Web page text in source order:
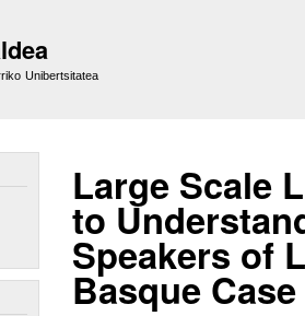
Unibertsitatea
Large Scale
to
Speakers of
Basque Case